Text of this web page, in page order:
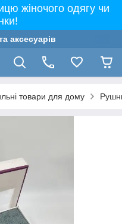
жіночого одягу чи
аксесуарів
товари для дому